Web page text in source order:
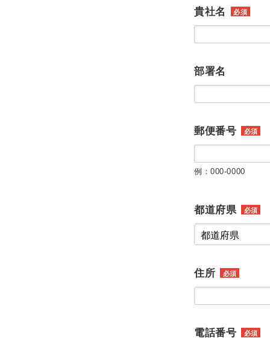
貴社名 必須
部署名
郵便番号 必須
例：000-0000
都道府県 必須
住所 必須
電話番号 必須